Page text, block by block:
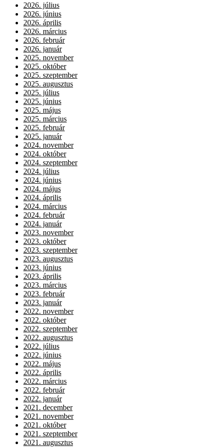
2026. július
2026. június
2026. április
2026. március
2026. február
2026. január
2025. november
2025. október
2025. szeptember
2025. augusztus
2025. július
2025. június
2025. május
2025. március
2025. február
2025. január
2024. november
2024. október
2024. szeptember
2024. július
2024. június
2024. május
2024. április
2024. március
2024. február
2024. január
2023. november
2023. október
2023. szeptember
2023. augusztus
2023. június
2023. április
2023. március
2023. február
2023. január
2022. november
2022. október
2022. szeptember
2022. augusztus
2022. július
2022. június
2022. május
2022. április
2022. március
2022. február
2022. január
2021. december
2021. november
2021. október
2021. szeptember
2021. augusztus